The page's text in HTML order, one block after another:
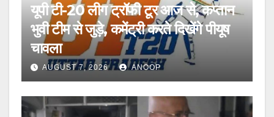
यूपी टी-20 लीग ट्रॉफी टूर आज से, कप्तान
भुवी टीम से जुड़े, कमेंट्री करते दिखेंगे पीयूष
चावला
AUGUST 7, 2026 ANOOP